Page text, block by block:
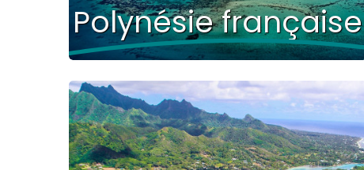
Polynésie française